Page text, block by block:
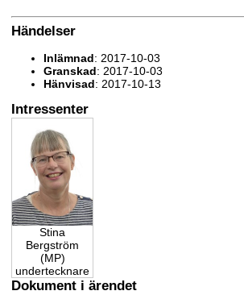
Händelser
Inlämnad: 2017-10-03
Granskad: 2017-10-03
Hänvisad: 2017-10-13
Intressenter
Stina
Bergström
(MP)
undertecknare
Dokument i ärendet